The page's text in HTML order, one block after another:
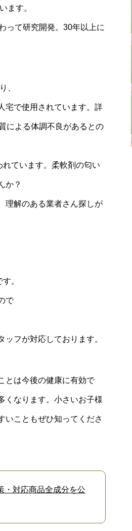
ます。
って研究開発。30年以上に
、
宅で使用されています。詳
による体調不良があるとの
ています。柔軟剤の匂い
か？
理解のある業者さん探しが
。
で
フが対応しております。
とは今後の健康に有効で
くなります。小さいお子様
いこともぜひ知ってくださ
・対応商品全成分を公